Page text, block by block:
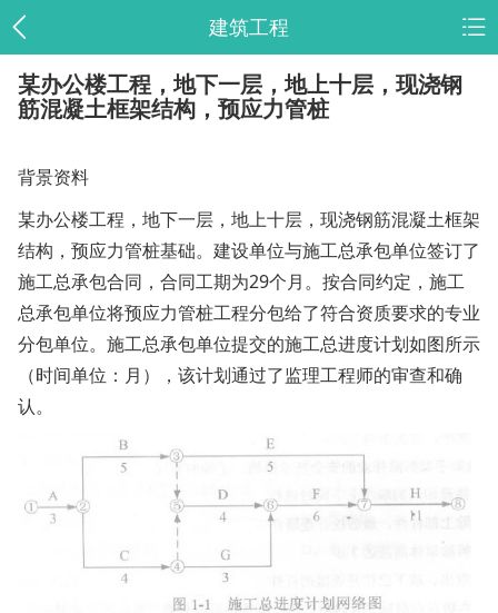
建筑工程
某办公楼工程，地下一层，地上十层，现浇钢
筋混凝土框架结构，预应力管桩
背景资料
某办公楼工程，地下一层，地上十层，现浇钢筋混凝土框架
结构，预应力管桩基础。建设单位与施工总承包单位签订了
施工总承包合同，合同工期为29个月。按合同约定，施工
总承包单位将预应力管桩工程分包给了符合资质要求的专业
分包单位。施工总承包单位提交的施工总进度计划如图所示
（时间单位：月），该计划通过了监理工程师的审查和确
认。